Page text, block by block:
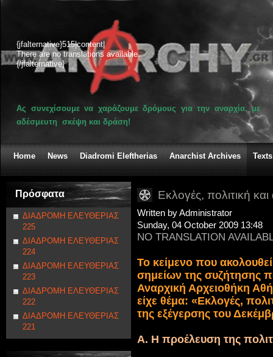
{jfalternative}515|content|
There are no translations available.
{/jfalternative}
Ας συνεχίσουμε να χαράζουμε δρόμους για την αναρχία, με
αδέσμευτη σκέψη και δράση!
Home News Diadromi Eleftherias Anarchist Archives Texts
Πρόσφατα
ΔΙΑΔΡΟΜΗ ΕΛΕΥΘΕΡΙΑΣ
225
ΔΙΑΔΡΟΜΗ ΕΛΕΥΘΕΡΙΑΣ
224
ΔΙΑΔΡΟΜΗ ΕΛΕΥΘΕΡΙΑΣ
223
ΔΙΑΔΡΟΜΗ ΕΛΕΥΘΕΡΙΑΣ
222
ΔΙΑΔΡΟΜΗ ΕΛΕΥΘΕΡΙΑΣ
221
Εκλογές, πολιτική
Written by Administrator
Sunday, 04 October 2009 13:48
NO TRANSLATION
Το κείμενο που
σημείων της συζήτησης
Αναρχική Αρχειοθήκη
είχε θέμα: «Εκλογές,
της εξέγερσης του
Α. Η προέλευση της